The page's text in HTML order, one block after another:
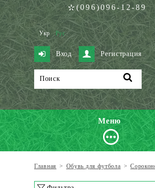
(096)096-12-89
Укр Рус
Вход Регистрация
Меню
Главная > Обувь для футбола >